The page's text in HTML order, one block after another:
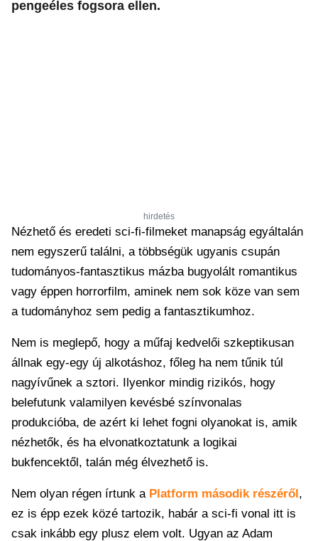
pengeéles fogsora ellen.
hirdetés
Nézhető és eredeti sci-fi-filmeket manapság egyáltalán
nem egyszerű találni, a többségük ugyanis csupán
tudományos-fantasztikus mázba bugyolált romantikus
vagy éppen horrorfilm, aminek nem sok köze van sem
a tudományhoz sem pedig a fantasztikumhoz.
Nem is meglepő, hogy a műfaj kedvelői szkeptikusan
állnak egy-egy új alkotáshoz, főleg ha nem tűnik túl
nagyívűnek a sztori. Ilyenkor mindig rizikós, hogy
belefutunk valamilyen kevésbé színvonalas
produkcióba, de azért ki lehet fogni olyanokat is, amik
nézhetők, és ha elvonatkoztatunk a logikai
bukfencektől, talán még élvezhető is.
Nem olyan régen írtunk a Platform második részéről,
ez is épp ezek közé tartozik, habár a sci-fi vonal itt is
csak inkább egy plusz elem volt. Ugyan az Adam